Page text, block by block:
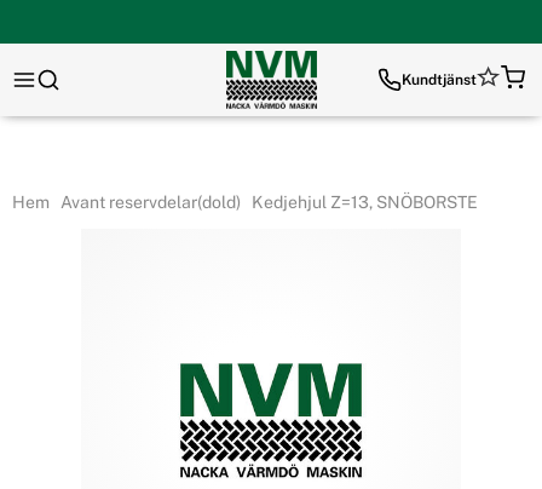
Kundtjänst
Hem Avant reservdelar(dold) Kedjehjul Z=13, SNÖBORSTE